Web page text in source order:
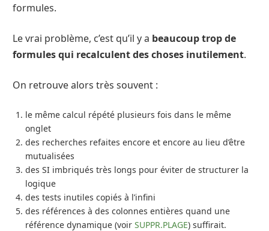
formules.
Le vrai problème, c’est qu’il y a beaucoup trop de
formules qui recalculent des choses inutilement.
On retrouve alors très souvent :
le même calcul répété plusieurs fois dans le même
onglet
des recherches refaites encore et encore au lieu d’être
mutualisées
des SI imbriqués très longs pour éviter de structurer la
logique
des tests inutiles copiés à l’infini
des références à des colonnes entières quand une
référence dynamique (voir SUPPR.PLAGE) suffirait.